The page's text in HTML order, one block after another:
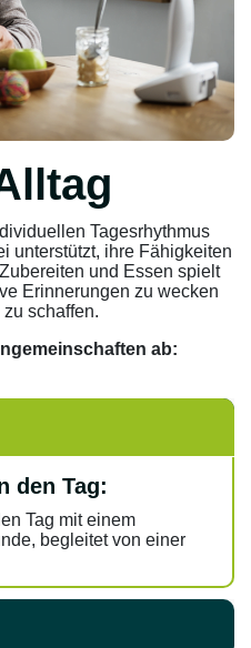
Tagesrhythmus
unterstützt, ihre Fähigkeiten
und Essen spielt
Erinnerungen zu wecken
schaffen.
ab:
den Tag:
Tag mit einem
begleitet von einer